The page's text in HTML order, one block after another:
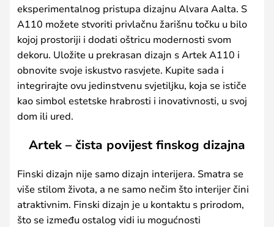
eksperimentalnog pristupa dizajnu Alvara Aalta. S
A110 možete stvoriti privlačnu žarišnu točku u bilo
kojoj prostoriji i dodati oštricu modernosti svom
dekoru. Uložite u prekrasan dizajn s Artek A110 i
obnovite svoje iskustvo rasvjete. Kupite sada i
integrirajte ovu jedinstvenu svjetiljku, koja se ističe
kao simbol estetske hrabrosti i inovativnosti, u svoj
dom ili ured.
Artek – čista povijest finskog dizajna
Finski dizajn nije samo dizajn interijera. Smatra se
više stilom života, a ne samo nečim što interijer čini
atraktivnim. Finski dizajn je u kontaktu s prirodom,
što se između ostalog vidi iu mogućnosti